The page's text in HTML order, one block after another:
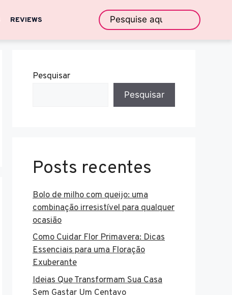
REVIEWS
Pesquisar
Pesquisar
Posts recentes
Bolo de milho com queijo: uma
combinação irresistível para qualquer
ocasião
Como Cuidar Flor Primavera: Dicas
Essenciais para uma Floração
Exuberante
Ideias Que Transformam Sua Casa